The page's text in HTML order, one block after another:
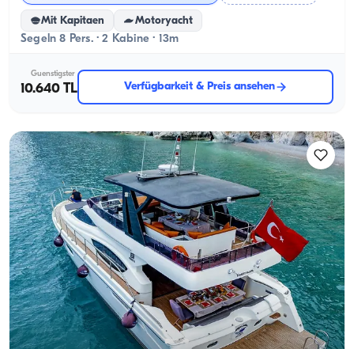
Mit Kapitaen Motoryacht
Segeln 8 Pers. · 2 Kabine · 13m
Guenstigster
10.640 TL Verfügbarkeit & Preis ansehen